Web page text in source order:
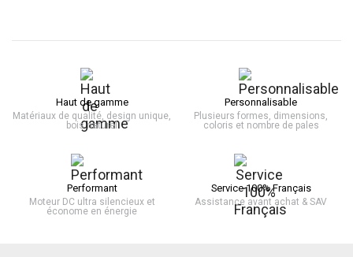
Haut de gamme
Matériaux de qualité, design unique,
bois naturel
Personnalisable
Plusieurs formes, dimensions,
coloris et nombre de pales
Performant
Moteur DC ultra silencieux et
économe en énergie
Service 100% Français
Assistance avant achat & SAV